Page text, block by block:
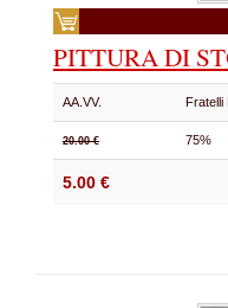
PITTURA DI
AA.VV. Fratelli
20.00 € 75%
5.00 €